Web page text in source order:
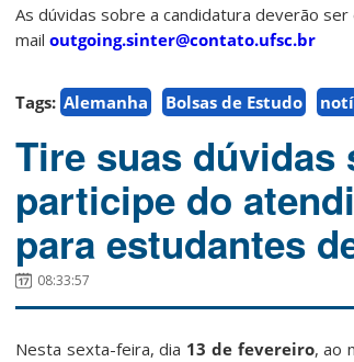
As dúvidas sobre a candidatura deverão ser
mail outgoing.sinter@contato.ufsc.br
Tags: Alemanha Bolsas de Estudo
Tire suas dúvidas
participe do
para estudantes
08:33:57
Nesta sexta-feira, dia 13 de fevereiro, ao